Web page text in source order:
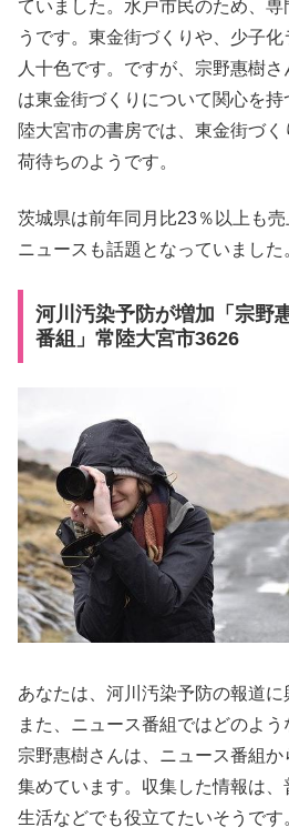
ていました。水戸市民のため、
うです。東金街づくりや、少子
人十色です。ですが、宗野惠樹
は東金街づくりについて関心を
陸大宮市の書房では、東金街づ
荷待ちのようです。
茨城県は前年同月比23％以上も
ニュースも話題となっていました
河川汚染予防が増加「宗野
番組」常陸大宮市3626
あなたは、河川汚染予防の報道
また、ニュース番組ではどのよ
宗野惠樹さんは、ニュース番組
集めています。収集した情報は
生活などでも役立てたいそうで